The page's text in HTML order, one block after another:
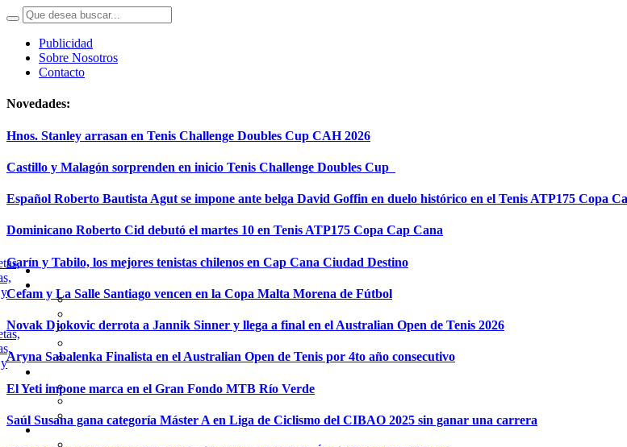
Publicidad
Sobre Nosotros
Contacto
Novedades:
Hnos. Stanley arrasan en Tenis Challenge Doubles Cup CAH 2026
Castillo y Malagón sorprenden en inicio Tenis Challenge Doubles Cup
Español Roberto Bautista Agut se impone ante belga David Goffin en duelo histórico en el Tenis ATP175 Copa
Dominicano Roberto Cid debutó el martes 10 en Tenis ATP175 Copa Cap Cana
Garín y Tabilo, los mejores tenistas chilenos en Cap Cana Ciudad Destino
Cefam y La Salle Santiago vencen en la Copa Malta Morena de Fútbol
Novak Djokovic derrota a Jannik Sinner y llega a final en el Australian Open de Tenis 2026
Aryna Sabalenka Finalista en el Australian Open de Tenis por 4to año consecutivo
El Yeti impone marca en el Gran Fondo MTB Río Verde
Saúl Susana gana categoría Máster A en Liga de Ciclismo del CIBAO 2025 sin ganar una carrera